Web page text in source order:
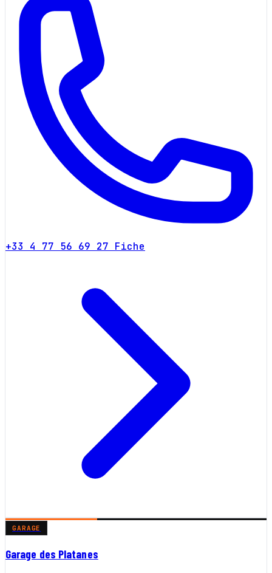
+33 4 77 56 69 27 Fiche
GARAGE
Garage des Platanes